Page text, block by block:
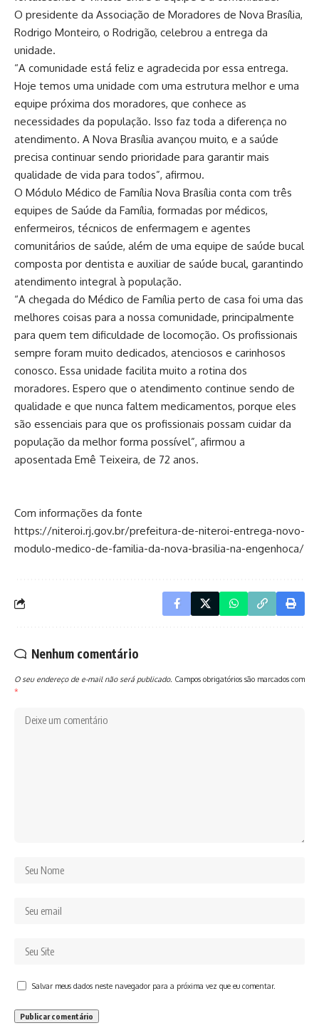
O presidente da Associação de Moradores de Nova Brasília,
Rodrigo Monteiro, o Rodrigão, celebrou a entrega da
unidade.
“A comunidade está feliz e agradecida por essa entrega.
Hoje temos uma unidade com uma estrutura melhor e uma
equipe próxima dos moradores, que conhece as
necessidades da população. Isso faz toda a diferença no
atendimento. A Nova Brasília avançou muito, e a saúde
precisa continuar sendo prioridade para garantir mais
qualidade de vida para todos”, afirmou.
O Módulo Médico de Família Nova Brasília conta com três
equipes de Saúde da Família, formadas por médicos,
enfermeiros, técnicos de enfermagem e agentes
comunitários de saúde, além de uma equipe de saúde bucal
composta por dentista e auxiliar de saúde bucal, garantindo
atendimento integral à população.
“A chegada do Médico de Família perto de casa foi uma das
melhores coisas para a nossa comunidade, principalmente
para quem tem dificuldade de locomoção. Os profissionais
sempre foram muito dedicados, atenciosos e carinhosos
conosco. Essa unidade facilita muito a rotina dos
moradores. Espero que o atendimento continue sendo de
qualidade e que nunca faltem medicamentos, porque eles
são essenciais para que os profissionais possam cuidar da
população da melhor forma possível”, afirmou a
aposentada Emê Teixeira, de 72 anos.
Com informações da fonte
https://niteroi.rj.gov.br/prefeitura-de-niteroi-entrega-novo-
modulo-medico-de-familia-da-nova-brasilia-na-engenhoca/
Nenhum comentário
O seu endereço de e-mail não será publicado. Campos obrigatórios são marcados com
*
Salvar meus dados neste navegador para a próxima vez que eu comentar.